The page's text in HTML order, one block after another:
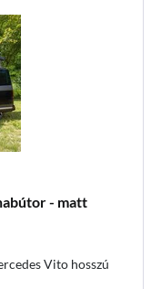
- matt
Vito hosszú